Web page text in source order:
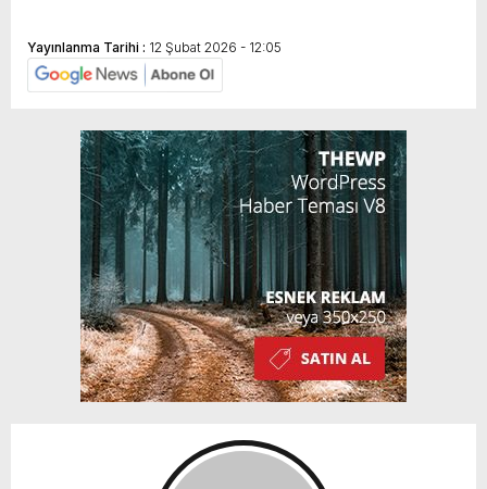
Yayınlanma Tarihi : 12 Şubat 2026 - 12:05